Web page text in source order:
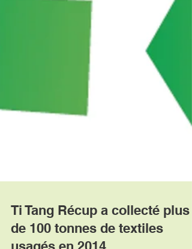
Ti Tang Récup a collecté plus